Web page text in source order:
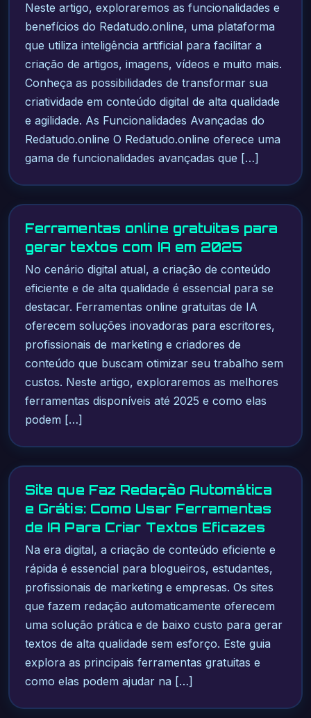
Neste artigo, exploraremos as funcionalidades e
benefícios do Redatudo.online, uma plataforma
que utiliza inteligência artificial para facilitar a
criação de artigos, imagens, vídeos e muito mais.
Conheça as possibilidades de transformar sua
criatividade em conteúdo digital de alta qualidade
e agilidade. As Funcionalidades Avançadas do
Redatudo.online O Redatudo.online oferece uma
gama de funcionalidades avançadas que […]
Ferramentas online gratuitas para
gerar textos com IA em 2025
No cenário digital atual, a criação de conteúdo
eficiente e de alta qualidade é essencial para se
destacar. Ferramentas online gratuitas de IA
oferecem soluções inovadoras para escritores,
profissionais de marketing e criadores de
conteúdo que buscam otimizar seu trabalho sem
custos. Neste artigo, exploraremos as melhores
ferramentas disponíveis até 2025 e como elas
podem […]
Site que Faz Redação Automática
e Grátis: Como Usar Ferramentas
de IA Para Criar Textos Eficazes
Na era digital, a criação de conteúdo eficiente e
rápida é essencial para blogueiros, estudantes,
profissionais de marketing e empresas. Os sites
que fazem redação automaticamente oferecem
uma solução prática e de baixo custo para gerar
textos de alta qualidade sem esforço. Este guia
explora as principais ferramentas gratuitas e
como elas podem ajudar na […]